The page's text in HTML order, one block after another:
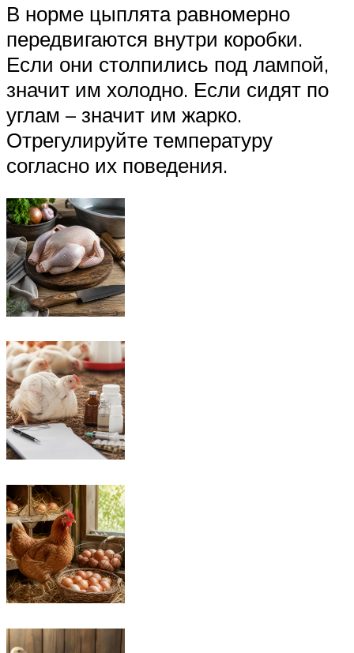
В норме цыплята равномерно
передвигаются внутри коробки.
Если они столпились под лампой,
значит им холодно. Если сидят по
углам – значит им жарко.
Отрегулируйте температуру
согласно их поведения.